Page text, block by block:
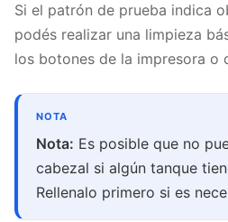
Si el patrón de prueba indica
podés realizar una limpieza
los botones de la impresora o
Nota: Es posible que no
cabezal si algún tanque
Rellenalo primero si es